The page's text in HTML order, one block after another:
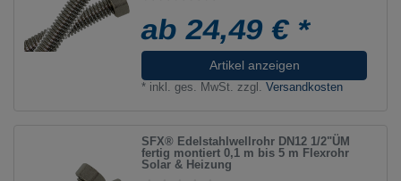
ab 24,49 € *
Artikel anzeigen
* inkl. ges. MwSt. zzgl.Versandkosten
SFX® Edelstahlwellrohr DN12 1/2"ÜM
fertig montiert 0,1 m bis 5 m Flexrohr
Solar & Heizung